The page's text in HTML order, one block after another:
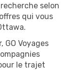
selon
qui vous
GO Voyages
le trajet